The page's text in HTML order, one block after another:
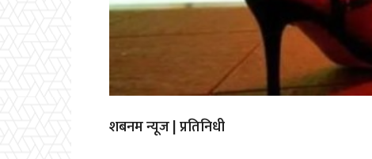
शबनम न्यूज | प्रतिनिधी